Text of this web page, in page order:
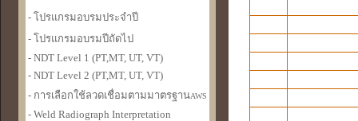
- โปรแกรมอบรมประจำปี
- โปรแกรมอบรมปีถัดไป
- NDT Level 1 (PT,MT, UT, VT)
- NDT Level 2 (PT,MT, UT, VT)
- การเลือกใช้ลวดเชื่อมตามมาตรฐานAWS
- Weld Radiograph Interpretation